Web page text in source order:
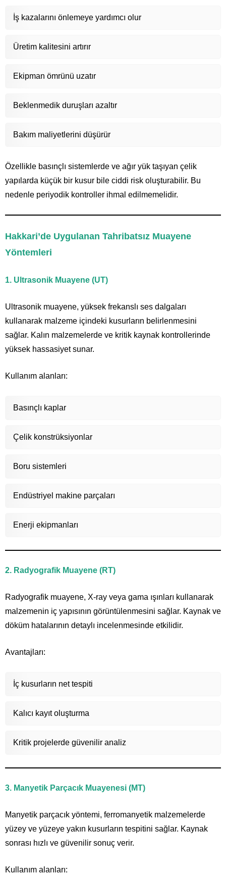
İş kazalarını önlemeye yardımcı olur
Üretim kalitesini artırır
Ekipman ömrünü uzatır
Beklenmedik duruşları azaltır
Bakım maliyetlerini düşürür
Özellikle basınçlı sistemlerde ve ağır yük taşıyan çelik
yapılarda küçük bir kusur bile ciddi risk oluşturabilir. Bu
nedenle periyodik kontroller ihmal edilmemelidir.
Hakkari’de Uygulanan Tahribatsız Muayene
Yöntemleri
1. Ultrasonik Muayene (UT)
Ultrasonik muayene, yüksek frekanslı ses dalgaları
kullanarak malzeme içindeki kusurların belirlenmesini
sağlar. Kalın malzemelerde ve kritik kaynak kontrollerinde
yüksek hassasiyet sunar.
Kullanım alanları:
Basınçlı kaplar
Çelik konstrüksiyonlar
Boru sistemleri
Endüstriyel makine parçaları
Enerji ekipmanları
2. Radyografik Muayene (RT)
Radyografik muayene, X-ray veya gama ışınları kullanarak
malzemenin iç yapısının görüntülenmesini sağlar. Kaynak ve
döküm hatalarının detaylı incelenmesinde etkilidir.
Avantajları:
İç kusurların net tespiti
Kalıcı kayıt oluşturma
Kritik projelerde güvenilir analiz
3. Manyetik Parçacık Muayenesi (MT)
Manyetik parçacık yöntemi, ferromanyetik malzemelerde
yüzey ve yüzeye yakın kusurların tespitini sağlar. Kaynak
sonrası hızlı ve güvenilir sonuç verir.
Kullanım alanları: